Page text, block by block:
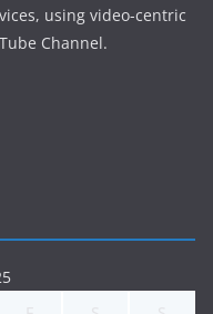
using video-centric
Channel.